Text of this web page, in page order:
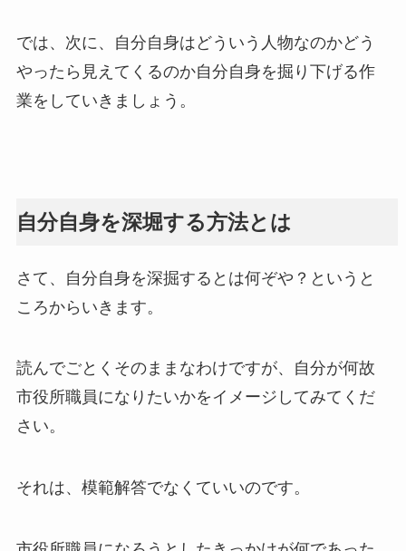
では、次に、自分自身はどういう人物なのかどう
やったら見えてくるのか自分自身を掘り下げる作
業をしていきましょう。
自分自身を深堀する方法とは
さて、自分自身を深掘するとは何ぞや？というと
ころからいきます。
読んでごとくそのままなわけですが、自分が何故
市役所職員になりたいかをイメージしてみてくだ
さい。
それは、模範解答でなくていいのです。